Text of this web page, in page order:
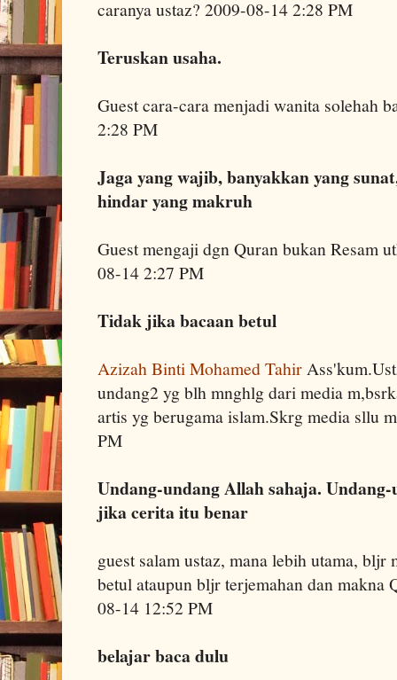
caranya ustaz? 2009-08-14 2:28 PM
Teruskan usaha.
Guest cara-cara menjadi wanita solehah
2:28 PM
Jaga yang wajib, banyakkan yang
hindar yang makruh
Guest mengaji dgn Quran bukan Resam
08-14 2:27 PM
Tidak jika bacaan betul
Azizah Binti Mohamed Tahir
undang2 yg blh mnghlg dari media
artis yg berugama islam.Skrg media sllu
PM
Undang-undang Allah sahaja.
jika cerita itu benar
guest salam ustaz, mana lebih utama,
betul ataupun bljr terjemahan dan makna
08-14 12:52 PM
belajar baca dulu